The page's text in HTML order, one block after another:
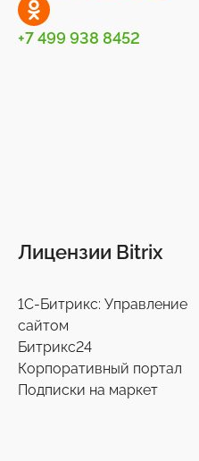
+7 499 938 8452
Лицензии Bitrix
1С-Битрикс: Управление
сайтом
Битрикс24
Корпоративный портал
Подписки на маркет